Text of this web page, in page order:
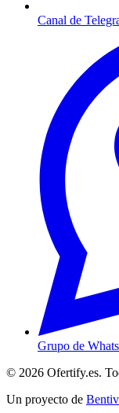
Canal de
Grupo de
© 2026 Ofertify.es.
Un proyecto de